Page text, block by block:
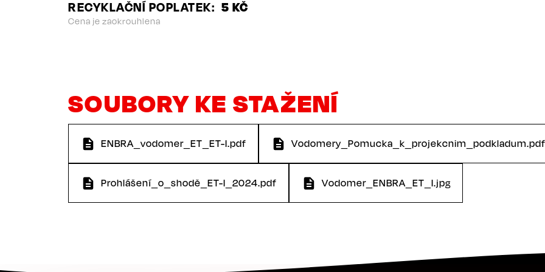
RECYKLAČNÍ POPLATEK 5 KČ
Cena je zaokrouhlena
SOUBORY KE STAŽENÍ
ENBRA_vodomer_ET_ET-I.pdf Vodomery_Pomucka_k_projekcnim_podkladum.pdf
Prohlášení_o_shodě_ET-I_2024.pdf Vodomer_ENBRA_ET_I.jpg